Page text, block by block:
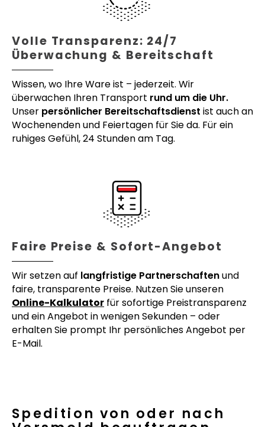
Volle Transparenz: 24/7
Überwachung & Bereitschaft
Wissen, wo Ihre Ware ist – jederzeit. Wir
überwachen Ihren Transport rund um die Uhr.
Unser persönlicher Bereitschaftsdienst ist auch an
Wochenenden und Feiertagen für Sie da. Für ein
ruhiges Gefühl, 24 Stunden am Tag.
Faire Preise & Sofort-Angebot
Wir setzen auf langfristige Partnerschaftenund
faire, transparente Preise. Nutzen Sie unseren
Online-Kalkulator für sofortige Preistransparenz
und ein Angebot in wenigen Sekunden – oder
erhalten Sie prompt Ihr persönliches Angebot per
E-Mail.
Spedition von oder nach